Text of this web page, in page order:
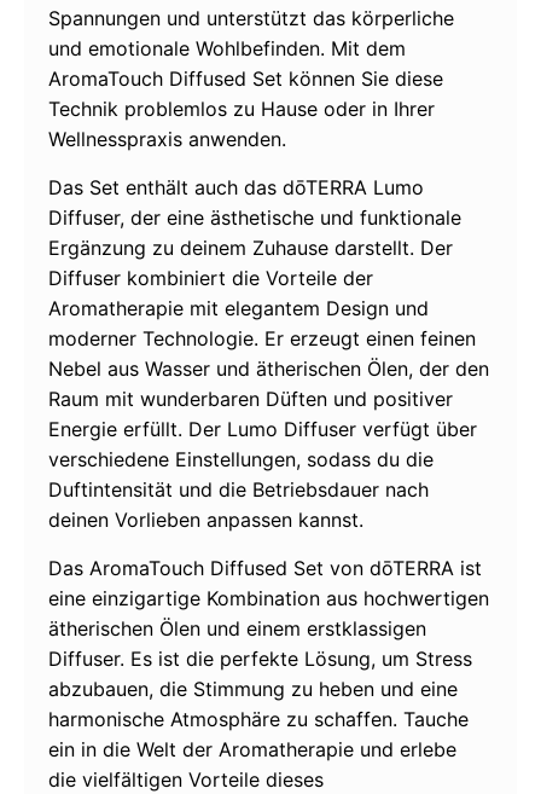
Spannungen und unterstützt das körperliche
und emotionale Wohlbefinden. Mit dem
AromaTouch Diffused Set können Sie diese
Technik problemlos zu Hause oder in Ihrer
Wellnesspraxis anwenden.
Das Set enthält auch das dōTERRA Lumo
Diffuser, der eine ästhetische und funktionale
Ergänzung zu deinem Zuhause darstellt. Der
Diffuser kombiniert die Vorteile der
Aromatherapie mit elegantem Design und
moderner Technologie. Er erzeugt einen feinen
Nebel aus Wasser und ätherischen Ölen, der den
Raum mit wunderbaren Düften und positiver
Energie erfüllt. Der Lumo Diffuser verfügt über
verschiedene Einstellungen, sodass du die
Duftintensität und die Betriebsdauer nach
deinen Vorlieben anpassen kannst.
Das AromaTouch Diffused Set von dōTERRA ist
eine einzigartige Kombination aus hochwertigen
ätherischen Ölen und einem erstklassigen
Diffuser. Es ist die perfekte Lösung, um Stress
abzubauen, die Stimmung zu heben und eine
harmonische Atmosphäre zu schaffen. Tauche
ein in die Welt der Aromatherapie und erlebe
die vielfältigen Vorteile dieses